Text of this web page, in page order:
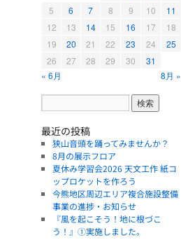
5
6 7 8 9 10
11
12
13 14 15 16 17
18
19
20 21 22 23 24
25
26
27 28 29 30
31
« 6月
8月 »
最近の投稿
狭山音頭を踊ってみませんか？
8月の展示フロア
夏休み学習会2026 天文工作 紙コ
ップロケットを作ろう
今熊地区周辺エリア複合施設整備
事業の進捗・お知らせ
『風を起こそう！地に根づこ
う！』①実施しました。